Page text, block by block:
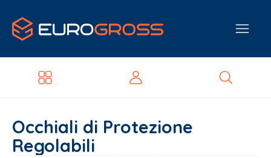
Occhiali di Protezione
Regolabili